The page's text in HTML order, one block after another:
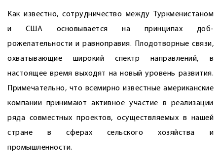
Как известно, сотрудничество между Туркменистаном
и США основывается на принципах доб­
рожелательности и равноправия. Плодотворные связи,
охватывающие широкий спектр направлений, в
настоящее время выходят на новый уровень развития.
Примечательно, что всемирно известные американские
компании принимают активное участие в реализации
ряда совместных проектов, осуществляемых в нашей
стране в сферах сельского хозяйства и
промышленности.